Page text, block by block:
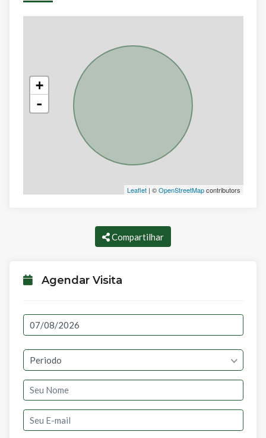
+
-
Leaflet| ©OpenStreetMapcontributors
Compartilhar
Agendar Visita
Periodo